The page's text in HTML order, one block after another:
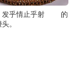
发乎情止乎射 的
。